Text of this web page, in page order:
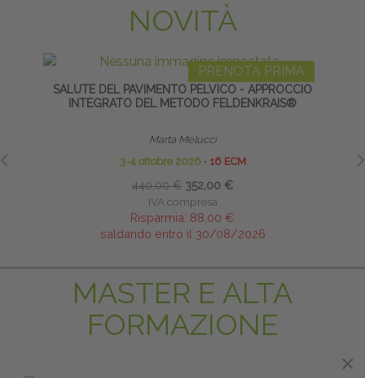
NOVITÀ
PRENOTA PRIMA
SALUTE DEL PAVIMENTO PELVICO - APPROCCIO
INTEGRATO DEL METODO FELDENKRAIS®
Marta Melucci
3-4 ottobre 2026 ∙ 16 ECM
440,00 € 352,00 €
IVA compresa
Risparmia: 88,00 €
saldando entro il 30/08/2026
MASTER E ALTA
FORMAZIONE
×
×